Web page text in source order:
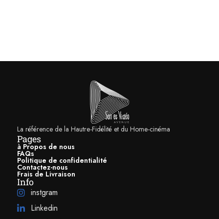
L’enceinte colonne Focal Aria Evo X N°4 est équipée d’un tweeter à
dôme inversé en alliage d’aluminium et de magnésium assurant une
reproduction fluide et transparente des aigus.
Haut-parleurs TMD perfectionnés
Avec l’enceinte Focal Aria Evo X N°4, le fabricant tricolore fait une
nouvelle fois la démonstration de son savoir-faire et de sa volonté
La référence de la Hautre-Fidélité et du Home-cinéma
Pages
à Propos de nous
FAQs
Politique de confidentialité
Contactez-nous
Frais de Livraison
Info
instgram
Linkedin